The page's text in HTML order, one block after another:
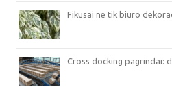
Fikusai ne tik biuro
Cross docking pagrindai: